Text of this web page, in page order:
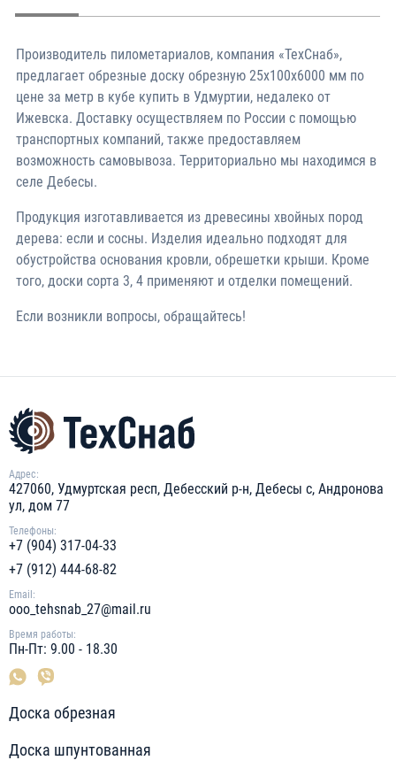
Производитель пилометариалов, компания «ТехСнаб»,
предлагает обрезные доску обрезную 25х100х6000 мм по
цене за метр в кубе купить в Удмуртии, недалеко от
Ижевска. Доставку осуществляем по России с помощью
транспортных компаний, также предоставляем
возможность самовывоза. Территориально мы находимся в
селе Дебесы.
Продукция изготавливается из древесины хвойных пород
дерева: если и сосны. Изделия идеально подходят для
обустройства основания кровли, обрешетки крыши. Кроме
того, доски сорта 3, 4 применяют и отделки помещений.
Если возникли вопросы, обращайтесь!
Адрес:
427060, Удмуртская респ, Дебесский р-н, Дебесы с, Андронова
ул, дом 77
Телефоны:
+7 (904) 317-04-33
+7 (912) 444-68-82
Email:
ooo_tehsnab_27@mail.ru
Время работы:
Пн-Пт: 9.00 - 18.30
Доска обрезная
Доска шпунтованная